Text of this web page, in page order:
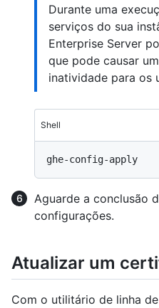
Durante uma
serviços do sua
Enterprise Server
que pode causar
inatividade para os
Shell
Aguarde a conclusão
configurações.
Atualizar um
Com o utilitário de linha